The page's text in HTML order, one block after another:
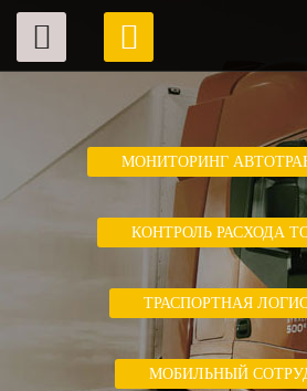
МОНИТОРИНГ
КОНТРОЛЬ РАСХОДА
ТРАСПОРТНАЯ
МОБИЛЬНЫЙ